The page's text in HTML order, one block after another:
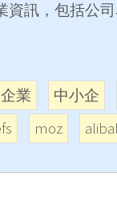
資訊，包括公
企業 中小企
moz